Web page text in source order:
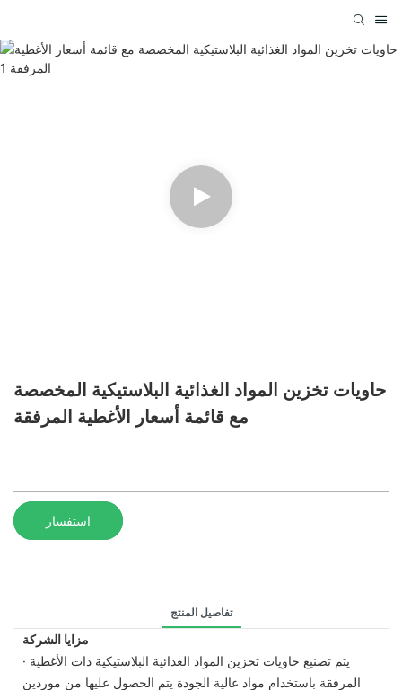
حاويات تخزين المواد الغذائية البلاستيكية المخصصة
مع قائمة أسعار الأغطية المرفقة
استفسار
تفاصيل المنتج
مزايا الشركة
· يتم تصنيع حاويات تخزين المواد الغذائية البلاستيكية ذات الأغطية
المرفقة باستخدام مواد عالية الجودة يتم الحصول عليها من موردين